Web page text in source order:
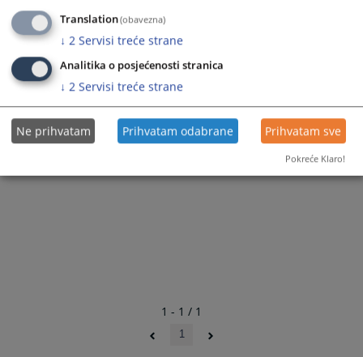
1 - 1 / 1
1
Translation(obavezna)
↓ 2 Servisi treće strane
Analitika o posjećenosti stranica
↓ 2 Servisi treće strane
Ne prihvatam Prihvatam odabrane Prihvatam sve
Pokreće Klaro!